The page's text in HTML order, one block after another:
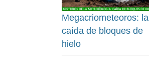
Megacriometeoros: la
caída de bloques de
hielo